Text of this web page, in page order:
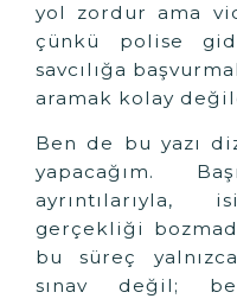
yol zordur ama
çünkü polise
savcılığa
aramak kolay
Ben de bu yazı
yapacağım.
ayrıntılarıyla,
gerçekliği
bu süreç
sınav değil;